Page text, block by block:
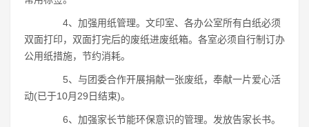
4、加强用纸管理。文印室、各办公室所有白纸必须
双面打印，双面打完后的废纸进废纸箱。各室必须自行制订办
公用纸措施，节约消耗。
5、与团委合作开展捐献一张废纸，奉献一片爱心活
动(已于10月29日结束)。
6、加强家长节能环保意识的管理。发放告家长书。